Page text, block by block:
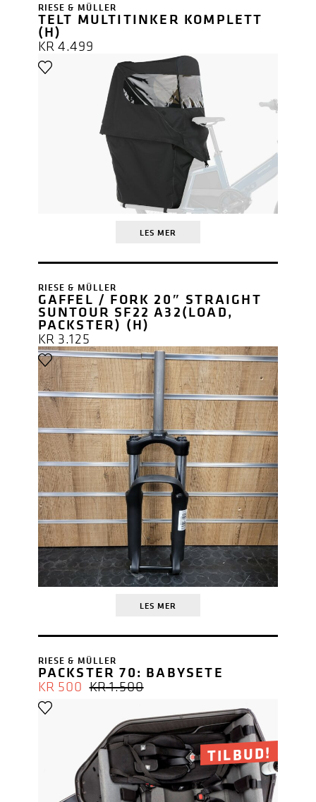
RIESE & MÜLLER
TELT MULTITINKER KOMPLETT
(H)
KR4.499
LES MER
RIESE & MÜLLER
GAFFEL / FORK 20″ STRAIGHT
SUNTOUR SF22 A32(LOAD,
PACKSTER) (H)
KR3.125
LES MER
TILBUD!
RIESE & MÜLLER
PACKSTER 70: BABYSETE
KR1.500OPPRINNELIG
VAR:
KR 1.500.
KR500
NÅVÆRENDE
ER:
KR 500.